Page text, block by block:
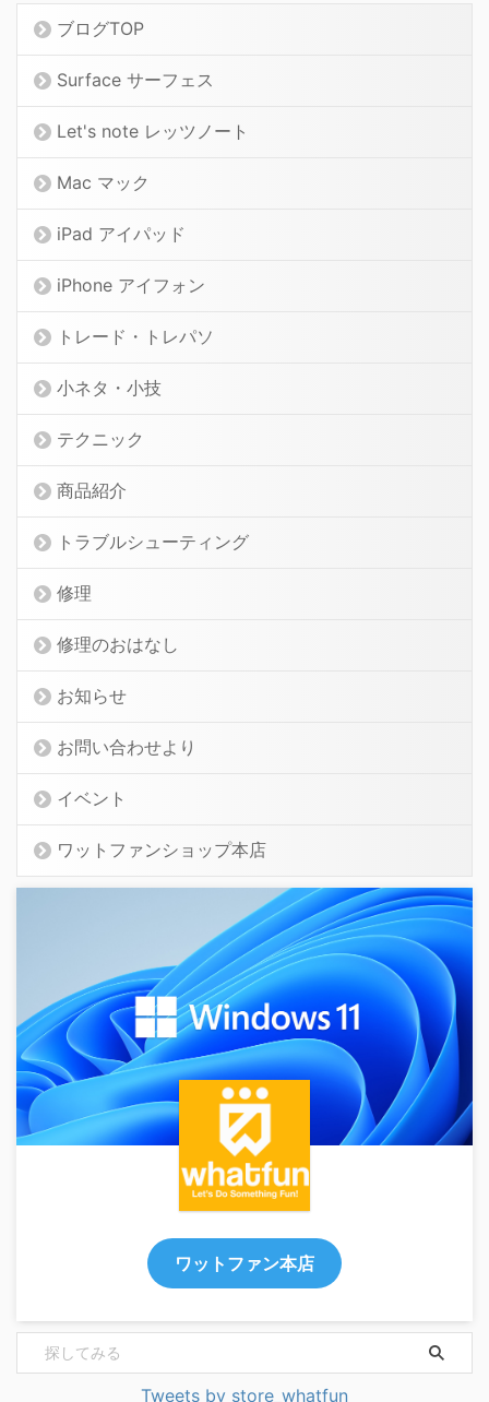
ブログTOP
Surface サーフェス
Let's note レッツノート
Mac マック
iPad アイパッド
iPhone アイフォン
トレード・トレパソ
小ネタ・小技
テクニック
商品紹介
トラブルシューティング
修理
修理のおはなし
お知らせ
お問い合わせより
イベント
ワットファンショップ本店
ワットファン本店
Tweets by store_whatfun